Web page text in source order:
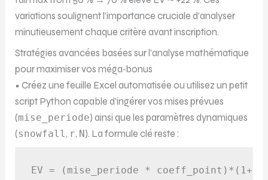
variations soulignent l’importance cruciale d’analyser
minutieusement chaque critère avant inscription.
Stratégies avancées basées sur l’analyse mathématique
pour maximiser vos méga‑bonus
• Créez une feuille Excel automatisée ou utilisez un petit
script Python capable d’ingérer vos mises prévues
(mise_periode) ainsi que les paramètres dynamiques
(snowfall, r, N). La formule clé reste :